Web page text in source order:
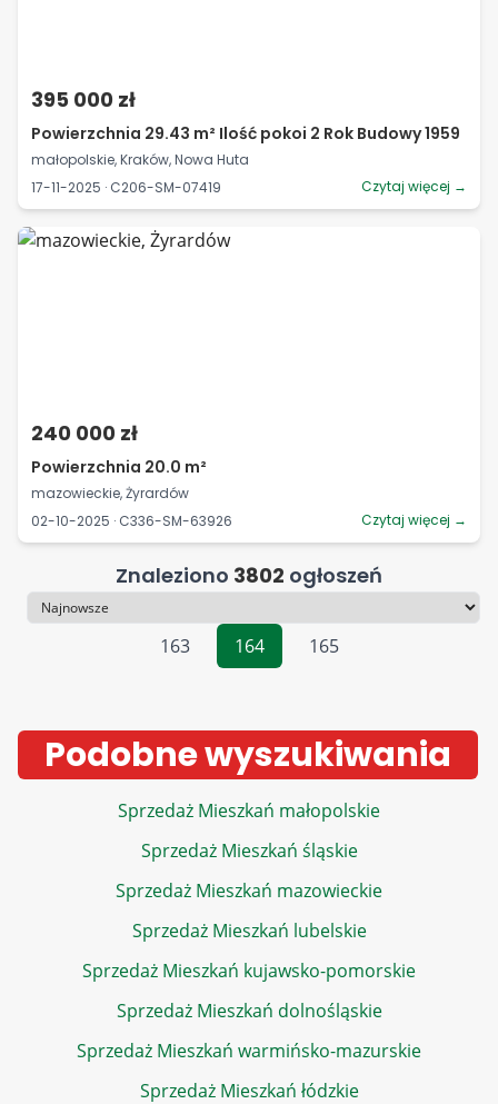
395 000 zł
Powierzchnia 29.43 m² Ilość pokoi 2 Rok Budowy 1959
małopolskie, Kraków, Nowa Huta
17-11-2025 · C206-SM-07419
Czytaj więcej →
240 000 zł
Powierzchnia 20.0 m²
mazowieckie, Żyrardów
02-10-2025 · C336-SM-63926
Czytaj więcej →
Znaleziono 3802 ogłoszeń
Sortowanie
163
164 165
Podobne wyszukiwania
Sprzedaż Mieszkań małopolskie
Sprzedaż Mieszkań śląskie
Sprzedaż Mieszkań mazowieckie
Sprzedaż Mieszkań lubelskie
Sprzedaż Mieszkań kujawsko-pomorskie
Sprzedaż Mieszkań dolnośląskie
Sprzedaż Mieszkań warmińsko-mazurskie
Sprzedaż Mieszkań łódzkie